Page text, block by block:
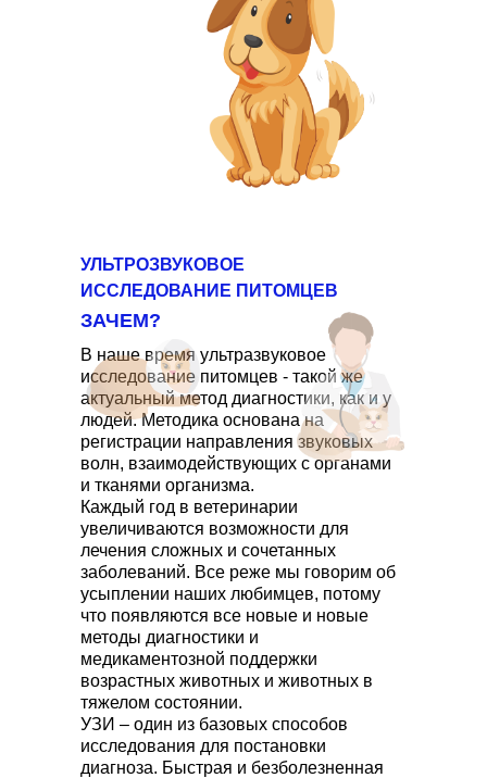
УЛЬТРОЗВУКОВОЕ
ИССЛЕДОВАНИЕ ПИТОМЦЕВ
В наше время ультразвуковое
исследование питомцев - такой же
актуальный метод диагностики, как и у
людей. Методика основана на
регистрации направления звуковых
волн, взаимодействующих с органами
и тканями организма.
Каждый год в ветеринарии
увеличиваются возможности для
лечения сложных и сочетанных
заболеваний. Все реже мы говорим об
усыплении наших любимцев, потому
что появляются все новые и новые
методы диагностики и
медикаментозной поддержки
возрастных животных и животных в
тяжелом состоянии.
УЗИ – один из базовых способов
исследования для постановки
диагноза. Быстрая и безболезненная
ЗАЧЕМ?